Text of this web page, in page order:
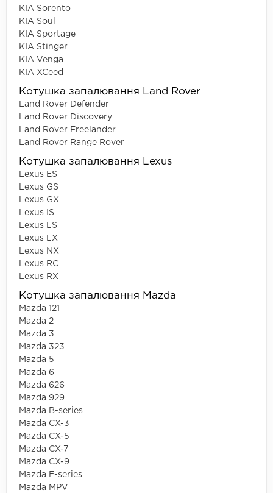
KIA Sorento
KIA Soul
KIA Sportage
KIA Stinger
KIA Venga
KIA XCeed
Котушка запалювання Land Rover
Land Rover Defender
Land Rover Discovery
Land Rover Freelander
Land Rover Range Rover
Котушка запалювання Lexus
Lexus ES
Lexus GS
Lexus GX
Lexus IS
Lexus LS
Lexus LX
Lexus NX
Lexus RC
Lexus RX
Котушка запалювання Mazda
Mazda 121
Mazda 2
Mazda 3
Mazda 323
Mazda 5
Mazda 6
Mazda 626
Mazda 929
Mazda B-series
Mazda CX-3
Mazda CX-5
Mazda CX-7
Mazda CX-9
Mazda E-series
Mazda MPV